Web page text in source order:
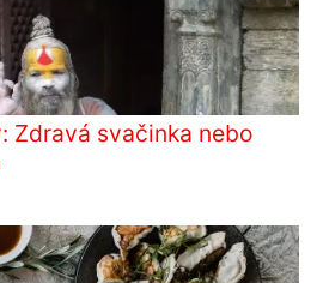
Zdravá svačinka nebo